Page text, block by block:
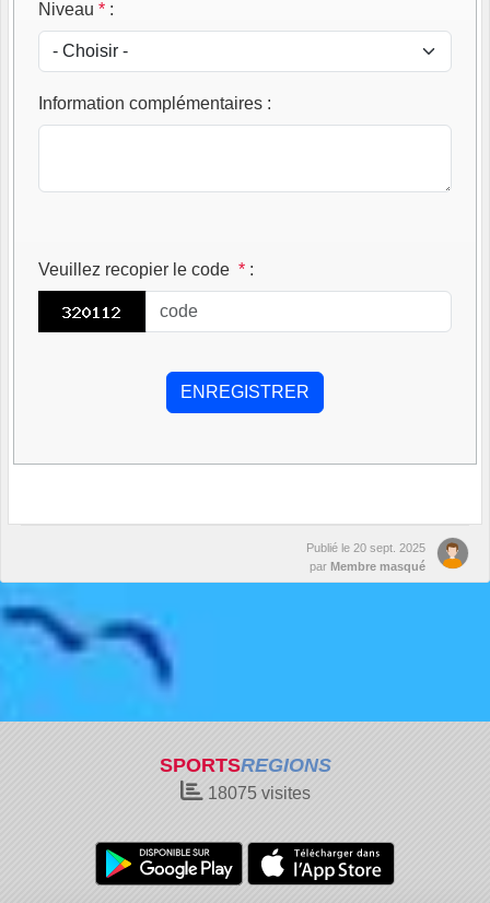
Niveau * :
Information complémentaires :
Veuillez recopier le code * :
Publié le 20 sept. 2025
par Membre masqué
SPORTSREGIONS
18075visites